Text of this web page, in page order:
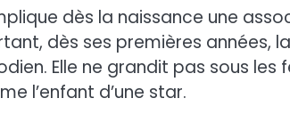
dès la naissance une
dès ses premières années,
Elle ne grandit pas sous les
l’enfant d’une star.